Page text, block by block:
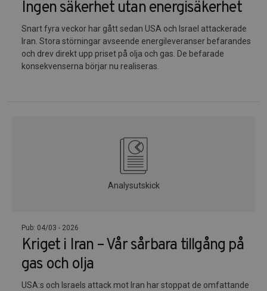
Ingen säkerhet utan energisäkerhet
Snart fyra veckor har gått sedan USA och Israel attackerade
Iran. Stora störningar avseende energileveranser befarandes
och drev direkt upp priset på olja och gas. De befarade
konsekvenserna börjar nu realiseras.
Analysutskick
Pub: 04/03 - 2026
Kriget i Iran – Vår sårbara tillgång på
gas och olja
USA:s och Israels attack mot Iran har stoppat de omfattande